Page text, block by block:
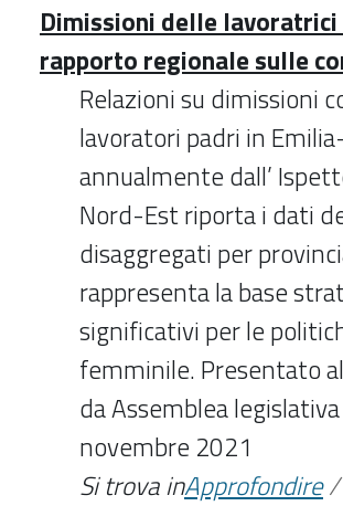
Dimissioni delle
rapporto regionale sulle
Relazioni su dimissioni
lavoratori padri in
annualmente dall’
Nord-Est riporta i dati
disaggregati per
rappresenta la base
significativi per le
femminile. Presentato
da Assemblea
novembre 2021
Si trova inApprofondire/